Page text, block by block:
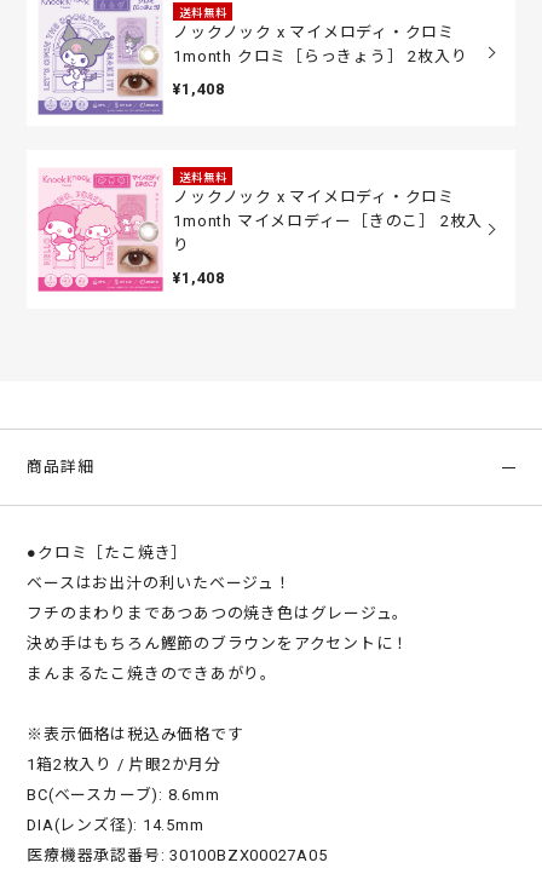
送料無料
ノックノック x マイメロディ・クロミ
1month クロミ［らっきょう］ 2枚入り
¥1,408
送料無料
ノックノック x マイメロディ・クロミ
1month マイメロディー［きのこ］ 2枚入
り
¥1,408
商品詳細
●クロミ［たこ焼き］
ベースはお出汁の利いたベージュ！
フチのまわりまであつあつの焼き色はグレージュ。
決め手はもちろん鰹節のブラウンをアクセントに！
まんまるたこ焼きのできあがり。
※表示価格は税込み価格です
1箱2枚入り / 片眼2か月分
BC(ベースカーブ): 8.6mm
DIA(レンズ径): 14.5mm
医療機器承認番号: 30100BZX00027A05